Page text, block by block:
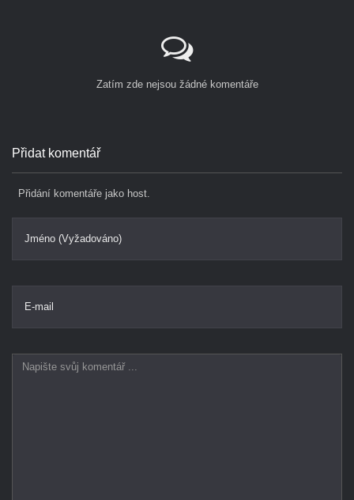
Zatím zde nejsou žádné komentáře
Přidat komentář
Přidání komentáře jako host.
Jméno (Vyžadováno)
E-mail